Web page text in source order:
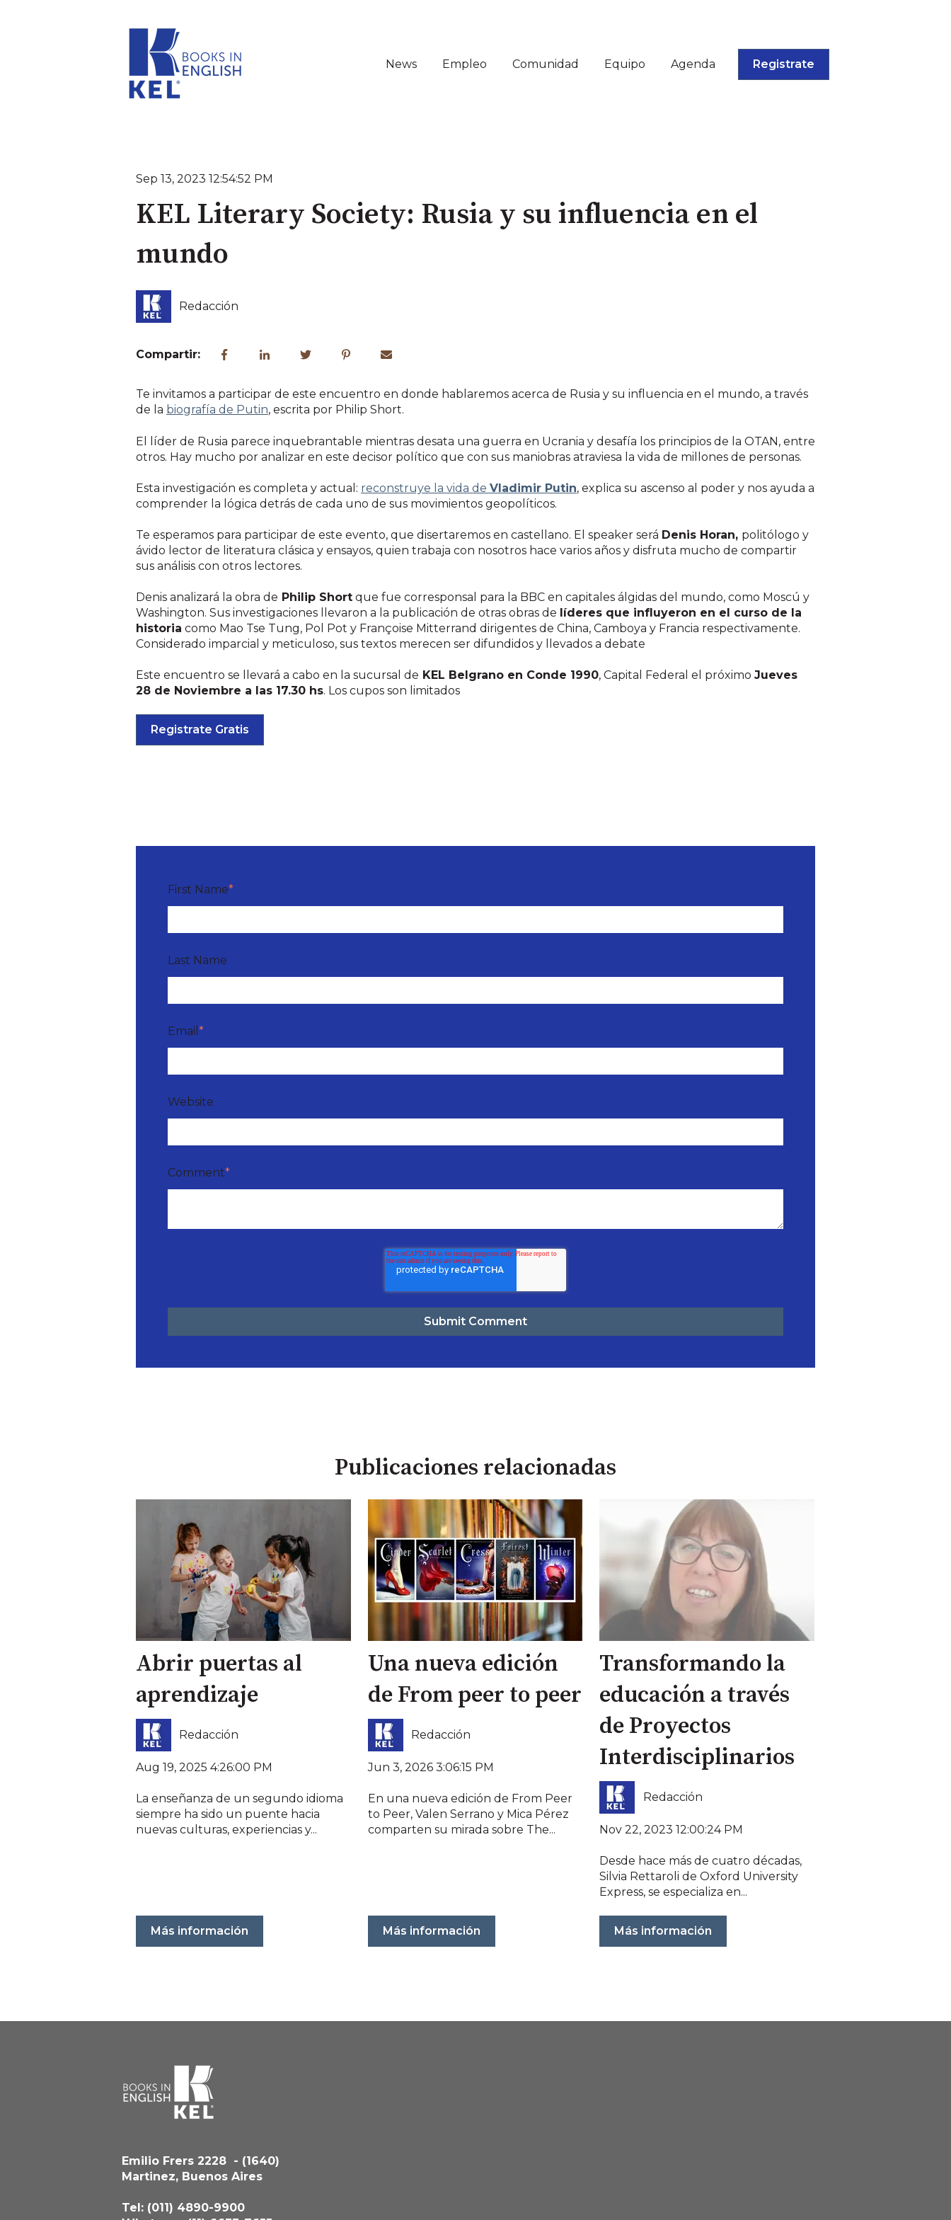
News Empleo Comunidad Equipo Agenda Registrate
Sep 13, 2023 12:54:52 PM
KEL Literary Society: Rusia y su influencia en el
mundo
Redacción
Compartir:
Te invitamos a participar de este encuentro en donde hablaremos acerca de Rusia y su influencia en el mundo, a través
de la biografía de Putin, escrita por Philip Short.
El líder de Rusia parece inquebrantable mientras desata una guerra en Ucrania y desafía los principios de la OTAN, entre
otros. Hay mucho por analizar en este decisor político que con sus maniobras atraviesa la vida de millones de personas.
Esta investigación es completa y actual: reconstruye la vida de Vladimir Putin, explica su ascenso al poder y nos ayuda a
comprender la lógica detrás de cada uno de sus movimientos geopolíticos.
Te esperamos para participar de este evento, que disertaremos en castellano. El speaker será Denis Horan, politólogo y
ávido lector de literatura clásica y ensayos, quien trabaja con nosotros hace varios años y disfruta mucho de compartir
sus análisis con otros lectores.
Denis analizará la obra de Philip Short que fue corresponsal para la BBC en capitales álgidas del mundo, como Moscú y
Washington. Sus investigaciones llevaron a la publicación de otras obras de líderes que influyeron en el curso de la
historia como Mao Tse Tung, Pol Pot y Françoise Mitterrand dirigentes de China, Camboya y Francia respectivamente.
Considerado imparcial y meticuloso, sus textos merecen ser difundidos y llevados a debate
Este encuentro se llevará a cabo en la sucursal de KEL Belgrano en Conde 1990, Capital Federal el próximo Jueves
28 de Noviembre a las 17.30 hs. Los cupos son limitados
Registrate Gratis
First Name*
Last Name
Email *
Website
Comment*
Publicaciones relacionadas
Abrir puertas al
aprendizaje
Redacción
Aug 19, 2025 4:26:00 PM
La enseñanza de un segundo idioma
siempre ha sido un puente hacia
nuevas culturas, experiencias y...
Más información
Una nueva edición
de From peer to peer
Redacción
Jun 3, 2026 3:06:15 PM
En una nueva edición de From Peer
to Peer, Valen Serrano y Mica Pérez
comparten su mirada sobre The...
Más información
Transformando la
educación a través
de Proyectos
Interdisciplinarios
Redacción
Nov 22, 2023 12:00:24 PM
Desde hace más de cuatro décadas,
Silvia Rettaroli de Oxford University
Express, se especializa en...
Más información
Emilio Frers 2228 - (1640)
Martinez, Buenos Aires
Tel: (011) 4890-9900